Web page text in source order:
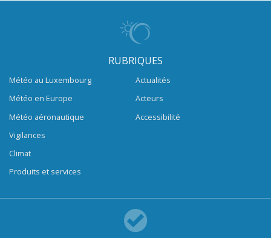
RUBRIQUES
Météo au Luxembourg
Météo en Europe
Météo aéronautique
Vigilances
Climat
Produits et services
Actualités
Acteurs
Accessibilité